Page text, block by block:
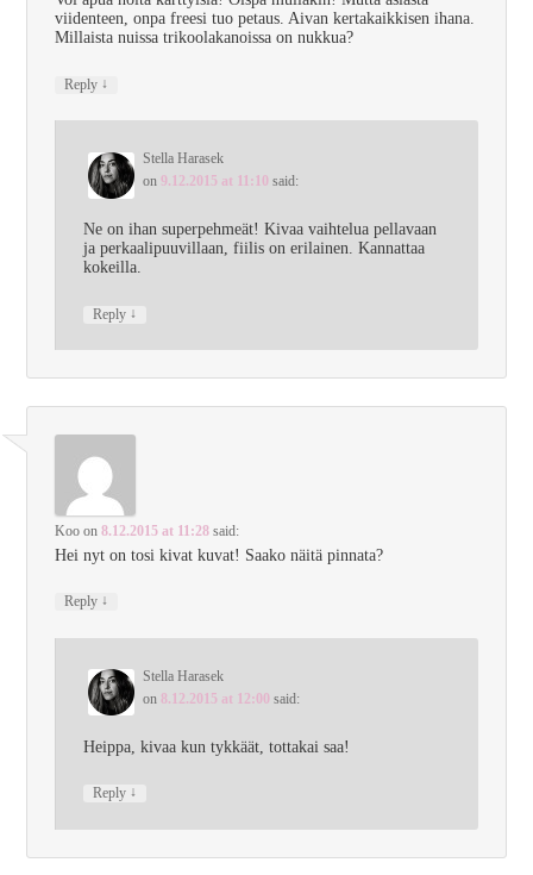
viidenteen, onpa freesi tuo petaus. Aivan kertakaikkisen ihana.
Millaista nuissa trikoolakanoissa on nukkua?
Reply ↓
Stella Harasek
on 9.12.2015 at 11:10 said:
Ne on ihan superpehmeät! Kivaa vaihtelua pellavaan
ja perkaalipuuvillaan, fiilis on erilainen. Kannattaa
kokeilla.
Reply ↓
Koo on8.12.2015 at 11:28 said:
Hei nyt on tosi kivat kuvat! Saako näitä pinnata?
Reply ↓
Stella Harasek
on 8.12.2015 at 12:00 said:
Heippa, kivaa kun tykkäät, tottakai saa!
Reply ↓